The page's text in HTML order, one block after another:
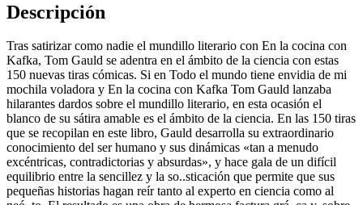
Descripción
Tras satirizar como nadie el mundillo literario con En la cocina con
Kafka, Tom Gauld se adentra en el ámbito de la ciencia con estas
150 nuevas tiras cómicas. Si en Todo el mundo tiene envidia de mi
mochila voladora y En la cocina con Kafka Tom Gauld lanzaba
hilarantes dardos sobre el mundillo literario, en esta ocasión el
blanco de su sátira amable es el ámbito de la ciencia. En las 150 tiras
que se recopilan en este libro, Gauld desarrolla su extraordinario
conocimiento del ser humano y sus dinámicas «tan a menudo
excéntricas, contradictorias y absurdas», y hace gala de un difícil
equilibrio entre la sencillez y la so..sticación que permite que sus
pequeñas historias hagan reír tanto al experto en ciencia como al